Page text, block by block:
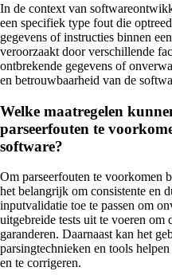
In de context van
een specifiek type fout die
gegevens of instructies binnen
veroorzaakt door verschillende
ontbrekende gegevens of
en betrouwbaarheid van de
Welke maatregelen
parseerfouten te
software?
Om parseerfouten te voorkomen
het belangrijk om consistente en
inputvalidatie toe te passen om
uitgebreide tests uit te voeren om
garanderen. Daarnaast kan het
parsingtechnieken en tools
en te corrigeren.